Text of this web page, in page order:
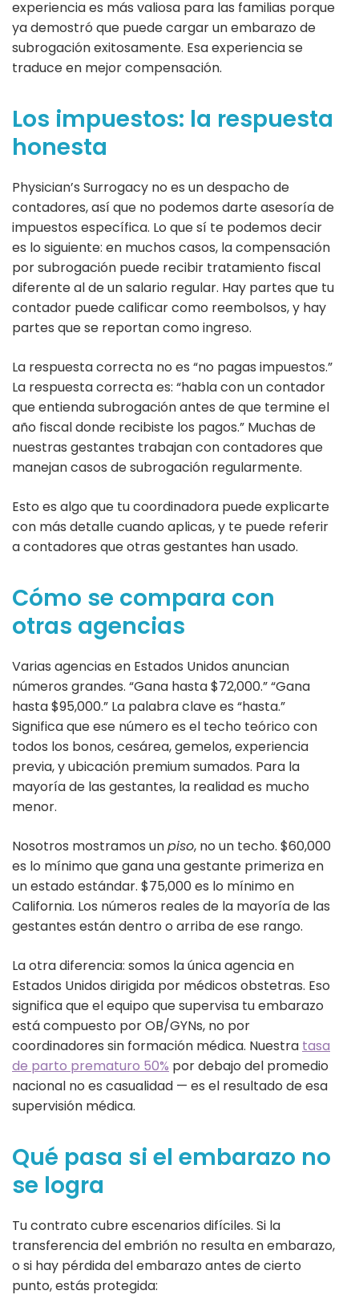
experiencia es más valiosa para las familias porque
ya demostró que puede cargar un embarazo de
subrogación exitosamente. Esa experiencia se
traduce en mejor compensación.
Los impuestos: la respuesta
honesta
Physician’s Surrogacy no es un despacho de
contadores, así que no podemos darte asesoría de
impuestos específica. Lo que sí te podemos decir
es lo siguiente: en muchos casos, la compensación
por subrogación puede recibir tratamiento fiscal
diferente al de un salario regular. Hay partes que tu
contador puede calificar como reembolsos, y hay
partes que se reportan como ingreso.
La respuesta correcta no es “no pagas impuestos.”
La respuesta correcta es: “habla con un contador
que entienda subrogación antes de que termine el
año fiscal donde recibiste los pagos.” Muchas de
nuestras gestantes trabajan con contadores que
manejan casos de subrogación regularmente.
Esto es algo que tu coordinadora puede explicarte
con más detalle cuando aplicas, y te puede referir
a contadores que otras gestantes han usado.
Cómo se compara con
otras agencias
Varias agencias en Estados Unidos anuncian
números grandes. “Gana hasta $72,000.” “Gana
hasta $95,000.” La palabra clave es “hasta.”
Significa que ese número es el techo teórico con
todos los bonos, cesárea, gemelos, experiencia
previa, y ubicación premium sumados. Para la
mayoría de las gestantes, la realidad es mucho
menor.
Nosotros mostramos unpiso, no un techo. $60,000
es lo mínimo que gana una gestante primeriza en
un estado estándar. $75,000 es lo mínimo en
California. Los números reales de la mayoría de las
gestantes están dentro o arriba de ese rango.
La otra diferencia: somos la única agencia en
Estados Unidos dirigida por médicos obstetras. Eso
significa que el equipo que supervisa tu embarazo
está compuesto por OB/GYNs, no por
coordinadores sin formación médica. Nuestra tasa
de parto prematuro 50% por debajo del promedio
nacional no es casualidad — es el resultado de esa
supervisión médica.
Qué pasa si el embarazo no
se logra
Tu contrato cubre escenarios difíciles. Si la
transferencia del embrión no resulta en embarazo,
o si hay pérdida del embarazo antes de cierto
punto, estás protegida: